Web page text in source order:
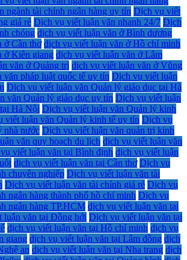
ngành tài chính ngân hàng uy tín Dịch vụ viết
giá rẻ Dịch vụ viết luận văn nhanh 24/7 Dịch
chóng dịch vụ viết luận văn ở Bình dương
ở Cần thơ dịch vụ viết luận văn ở Hồ chí minh
ở Kiên giang dịch vụ viết luận văn ở Lâm
văn ở Quảng trị dịch vụ viết luận văn ở Vũng
pháp luật quốc tế uy tín Dịch vụ viết luận
Dịch vụ viết luận văn Quản lý giáo dục tại Hà
văn Quản lý giáo dục uy tín Dịch vụ viết luận
Hà Nội Dịch vụ viết luận văn Quản lý kinh
viết luận văn Quản lý kinh tế uy tín Dịch vụ
nhà nước Dịch vụ viết luận văn quản trị kinh
văn quy hoạch du lịch dịch vụ viết luận văn
viết luận văn tại Bình định dịch vụ viết luận
dịch vụ viết luận văn tại Cần thơ Dịch vụ
chuyên nghiệp Dịch vụ viết luận văn tài
Dịch vụ viết luận văn tài chính giá rẻ Dịch vụ
ngân hàng thành phố hồ chí minh Dịch vụ
ngân hàng TP.HCM dịch vụ viết luận văn tại
luận văn tại Đồng hới Dịch vụ viết luận văn tại
dịch vụ viết luận văn tại Hồ chí minh dịch vụ
giang dịch vụ viết luận văn tại Lâm đồng dịch
an dịch vụ viết luận văn tại Nha trang dịch